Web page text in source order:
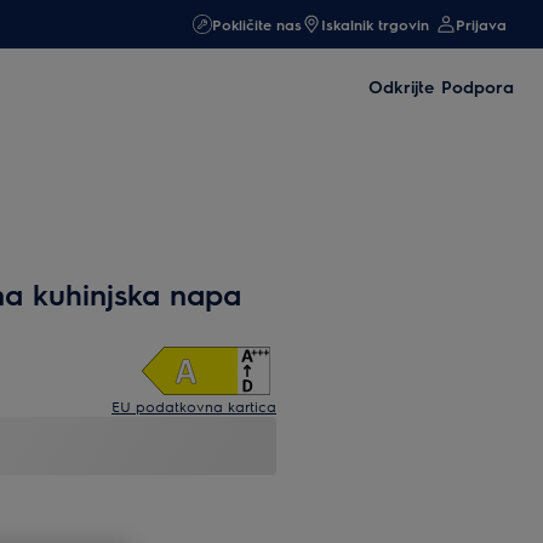
Pokličite nas Iskalnik trgovin Prijava
Odkrijte Podpora
kuhinjska napa
EU podatkovna kartica